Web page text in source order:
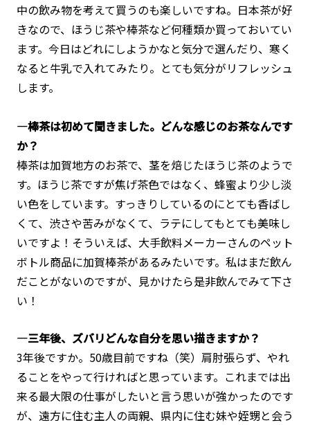
中の飲み物を考えて買うのも楽しいですね。日本茶が好
きなので、ほうじ茶や棒茶など何種類か買っておいてい
ます。今日はどれにしようかなと気分で選んだり、寒く
なると牛乳で入れてみたり。とても気分がリフレッシュ
します。
―棒茶は初めて聞きました。どんな感じのお茶なんです
か？
棒茶は加賀地方のお茶で、茎を焙じたほうじ茶のようで
す。ほうじ茶ですが焦げ茶色ではなく、蜂蜜より少し淡
い色をしています。すっきりしているのにとても香ばし
くて、渋さや苦みがなくて、ラテにしてもとても美味し
いですよ！そういえば、大手飲料メーカーさんのペット
ボトル商品に加賀棒茶があるみたいです。私はまだ飲ん
だことがないのですが、見かけたら是非飲んでみて下さ
い！
―三年後、ズバリどんな自分を思い描きますか？
3年後ですか。50歳目前ですね（笑）肩肘張らず、やれ
ることをやって行ければと思っています。これまでは出
来る最大限の仕事がしたいと言う思いが強かったのです
が、遠方に住む主人の両親、県内に住む妹や姪甥と会う